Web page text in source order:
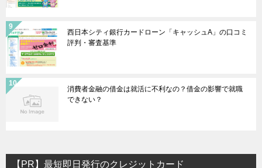
西日本シティ銀行カードローン「キャッシュA」の口コミ
評判・審査基準
消費者金融の借金は就活に不利なの？借金の影響で就職
できない？
【PR】最短即日発行のクレジットカード